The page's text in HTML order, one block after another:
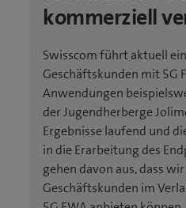
kommerziell
Swisscom führt aktuell
Geschäftskunden mit 5G
Anwendungen
der Jugendherberge
Ergebnisse laufend und
in die Erarbeitung des
gehen davon aus, dass
Geschäftskunden im